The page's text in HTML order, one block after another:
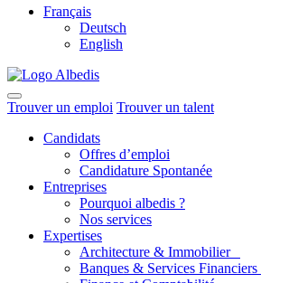
Français
Deutsch
English
Trouver un emploi Trouver un talent
Candidats
Offres d’emploi
Candidature Spontanée
Entreprises
Pourquoi albedis ?
Nos services
Expertises
Architecture & Immobilier
Banques & Services Financiers